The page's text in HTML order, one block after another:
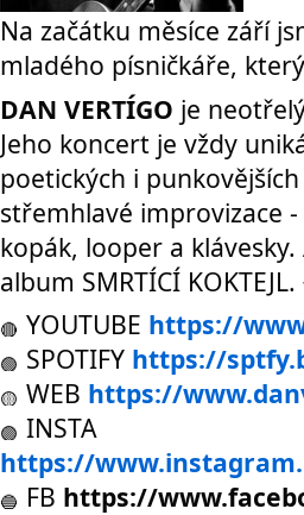
Na začátku měsíce září
mladého písničkáře,
DAN VERTÍGO je
Jeho koncert je vždy
poetických i
střemhlavé improvizace
kopák, looper a
album SMRTÍCÍ KOKTEJL.
YOUTUBE https://
SPOTIFY https://
WEB https://
INSTA
https://
FB https://